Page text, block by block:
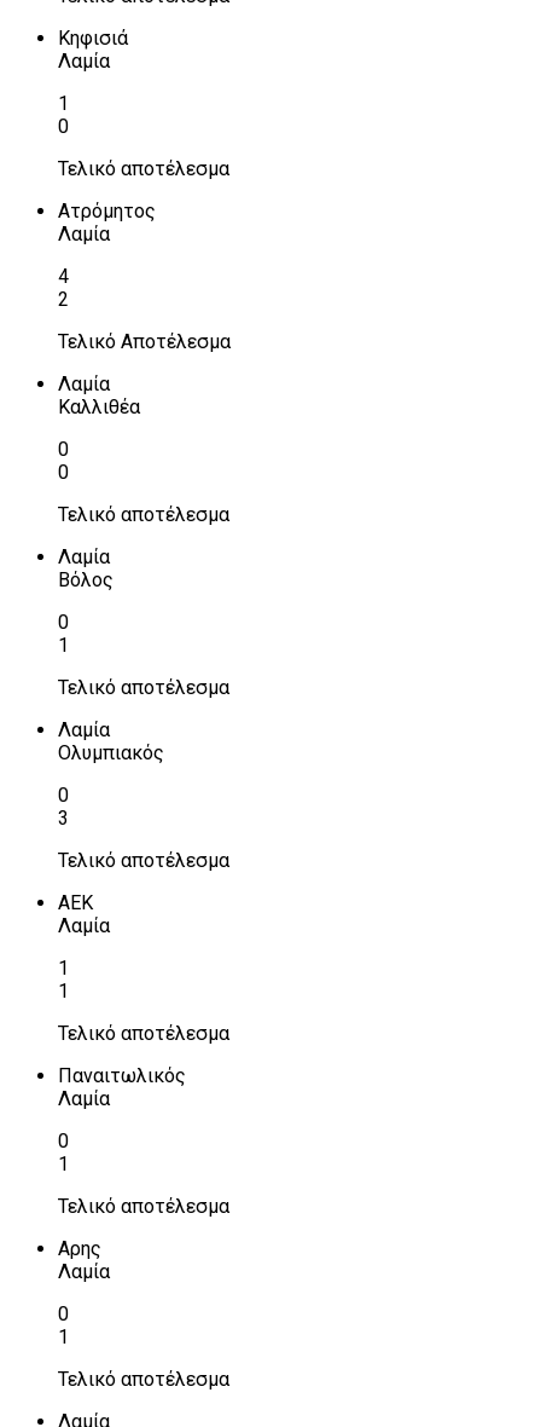
Κηφισιά
Λαμία
1
0
Τελικό αποτέλεσμα
Ατρόμητος
Λαμία
4
2
Τελικό Αποτέλεσμα
Λαμία
Καλλιθέα
0
0
Τελικό αποτέλεσμα
Λαμία
Βόλος
0
1
Τελικό αποτέλεσμα
Λαμία
Ολυμπιακός
0
3
Τελικό αποτέλεσμα
ΑΕΚ
Λαμία
1
1
Τελικό αποτέλεσμα
Παναιτωλικός
Λαμία
0
1
Τελικό αποτέλεσμα
Αρης
Λαμία
0
1
Τελικό αποτέλεσμα
Λαμία